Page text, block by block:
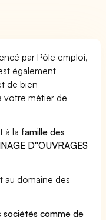
par Pôle emploi,
également
de bien
votre métier de
à la famille des
D''OUVRAGES
au domaine des
sociétés comme de